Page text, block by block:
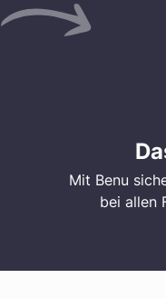
Mit Benu
bei allen